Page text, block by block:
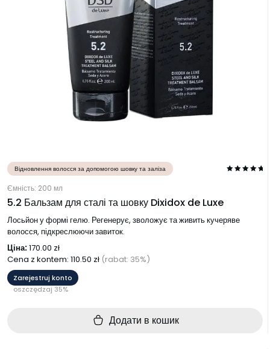
Відновлення волосся за допомогою шовку та заліза
Ємність: 200 мл
5.2 Бальзам для сталі та шовку Dixidox de Luxe
Лосьйон у формі гелю. Регенерує, зволожує та живить кучеряве
волосся, підкреслюючи завиток.
Ціна:170.00 zł
Cena z kontem: 110.50 zł (rabat: 35%)
Zarejestruj konto
oszczędzaj 35%
Додати в кошик